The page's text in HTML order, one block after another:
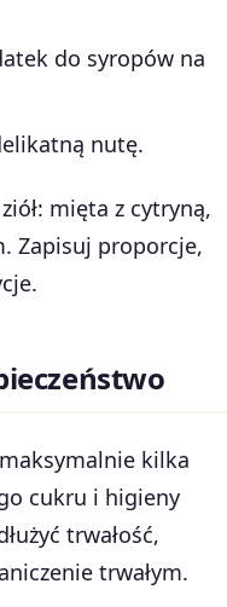
do syropów na
nutę.
mięta z cytryną,
Zapisuj proporcje,
kilka
cukru i higieny
trwałość,
trwałym.